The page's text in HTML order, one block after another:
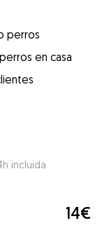
perros
en casa
incluida
14€